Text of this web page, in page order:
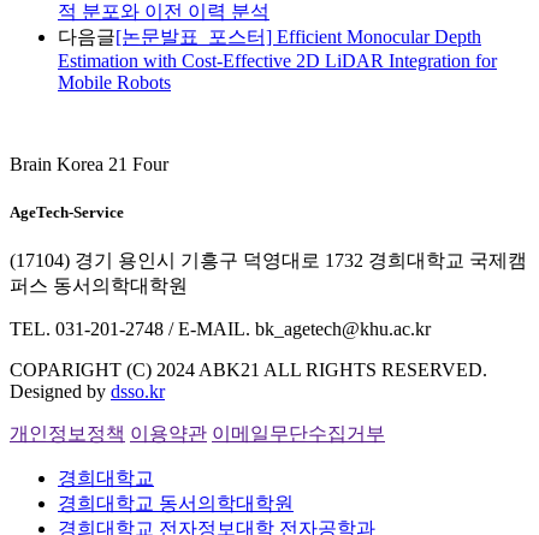
적 분포와 이전 이력 분석
다음글[논문발표_포스터] Efficient Monocular Depth
Estimation with Cost-Effective 2D LiDAR Integration for
Mobile Robots
Brain Korea 21 Four
AgeTech-Service
(17104) 경기 용인시 기흥구 덕영대로 1732 경희대학교 국제캠
퍼스 동서의학대학원
TEL. 031-201-2748 / E-MAIL. bk_agetech@khu.ac.kr
COPARIGHT (C) 2024 ABK21 ALL RIGHTS RESERVED.
Designed by dsso.kr
개인정보정책 이용약관 이메일무단수집거부
경희대학교
경희대학교 동서의학대학원
경희대학교 전자정보대학 전자공학과